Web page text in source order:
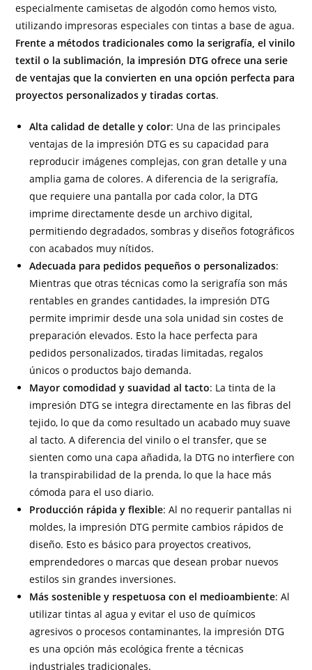
especialmente camisetas de algodón como hemos visto,
utilizando impresoras especiales con tintas a base de agua.
Frente a métodos tradicionales como la serigrafía, el vinilo
textil o la sublimación, la impresión DTG ofrece una serie
de ventajas que la convierten en una opción perfecta para
proyectos personalizados y tiradas cortas.
Alta calidad de detalle y color: Una de las principales
ventajas de la impresión DTG es su capacidad para
reproducir imágenes complejas, con gran detalle y una
amplia gama de colores. A diferencia de la serigrafía,
que requiere una pantalla por cada color, la DTG
imprime directamente desde un archivo digital,
permitiendo degradados, sombras y diseños fotográficos
con acabados muy nítidos.
Adecuada para pedidos pequeños o personalizados:
Mientras que otras técnicas como la serigrafía son más
rentables en grandes cantidades, la impresión DTG
permite imprimir desde una sola unidad sin costes de
preparación elevados. Esto la hace perfecta para
pedidos personalizados, tiradas limitadas, regalos
únicos o productos bajo demanda.
Mayor comodidad y suavidad al tacto: La tinta de la
impresión DTG se integra directamente en las fibras del
tejido, lo que da como resultado un acabado muy suave
al tacto. A diferencia del vinilo o el transfer, que se
sienten como una capa añadida, la DTG no interfiere con
la transpirabilidad de la prenda, lo que la hace más
cómoda para el uso diario.
Producción rápida y flexible: Al no requerir pantallas ni
moldes, la impresión DTG permite cambios rápidos de
diseño. Esto es básico para proyectos creativos,
emprendedores o marcas que desean probar nuevos
estilos sin grandes inversiones.
Más sostenible y respetuosa con el medioambiente: Al
utilizar tintas al agua y evitar el uso de químicos
agresivos o procesos contaminantes, la impresión DTG
es una opción más ecológica frente a técnicas
industriales tradicionales.